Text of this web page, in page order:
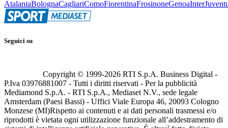
AtalantaBolognaCagliariComoFiorentinaFrosinoneGenoaInter
Seguici su
Copyright © 1999-2026 RTI S.p.A. Business Digital -
P.Iva 03976881007 - Tutti i diritti riservati - Per la pubblicità
Mediamond S.p.A. - RTI S.p.A., Mediaset N.V., sede legale
Amsterdam (Paesi Bassi) - Uffici Viale Europa 46, 20093 Cologno
Monzese (MI)Rispetto ai contenuti e ai dati personali trasmessi e/o
riprodotti è vietata ogni utilizzazione funzionale all’addestramento di